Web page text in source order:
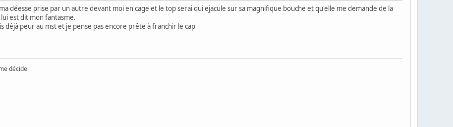
déesse prise par un autre devant moi en cage et le top serai qui ejacule sur sa magnifique bouche et qu'elle me demande de la
lui est dit mon fantasme.
déjà peur au mst et je pense pas encore prête à franchir le cap
décide